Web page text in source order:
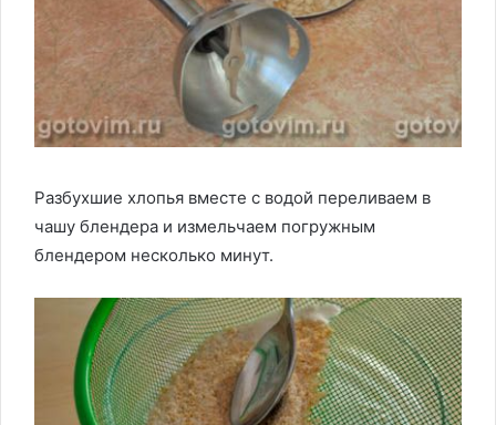
Разбухшие хлопья вместе с водой переливаем в
чашу блендера и измельчаем погружным
блендером несколько минут.